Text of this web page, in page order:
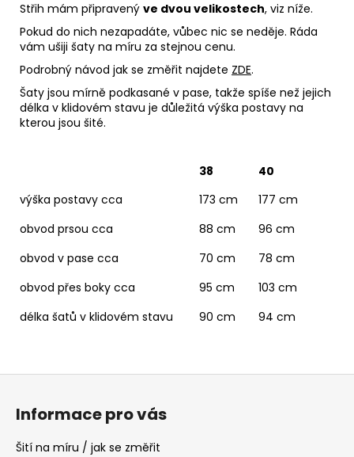
Střih mám připravený ve dvou velikostech, viz níže.
Pokud do nich nezapadáte, vůbec nic se neděje. Ráda
vám ušiji šaty na míru za stejnou cenu.
Podrobný návod jak se změřit najdete ZDE.
Šaty jsou mírně podkasané v pase, takže spíše než jejich
délka v klidovém stavu je důležitá výška postavy na
kterou jsou šité.
38
40
výška postavy cca
173 cm
177 cm
obvod prsou cca
88 cm
96 cm
obvod v pase cca
70 cm
78 cm
obvod přes boky cca
95 cm
103 cm
délka šatů v klidovém stavu
90 cm 94 cm
Informace pro vás
Šití na míru / jak se změřit